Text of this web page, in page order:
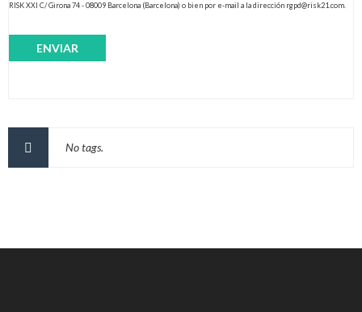
RISK XXI C/ Girona 74 - 08009 Barcelona (Barcelona) o bien por e-mail a la dirección rgpd@risk21.com.
No tags.